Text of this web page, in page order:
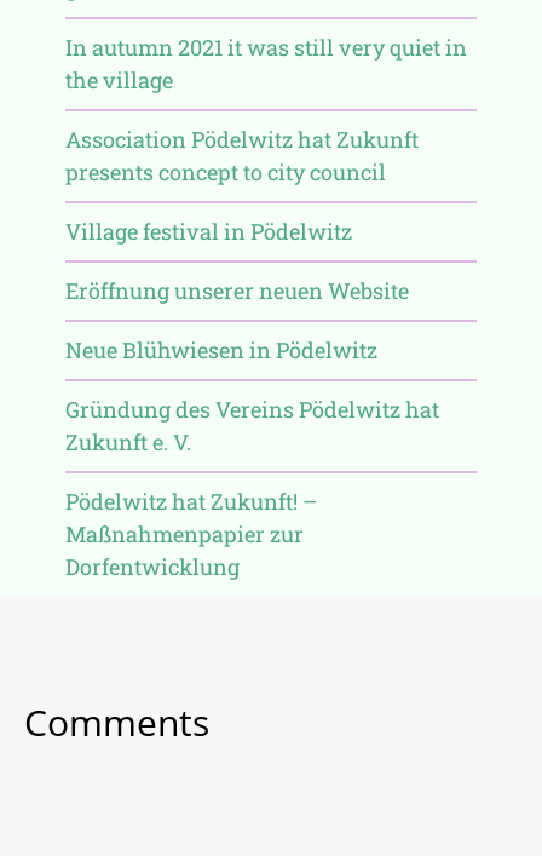
In autumn 2021 it was still very quiet in
the village
Association Pödelwitz hat Zukunft
presents concept to city council
Village festival in Pödelwitz
Eröffnung unserer neuen Website
Neue Blühwiesen in Pödelwitz
Gründung des Vereins Pödelwitz hat
Zukunft e. V.
Pödelwitz hat Zukunft! –
Maßnahmenpapier zur
Dorfentwicklung
Comments